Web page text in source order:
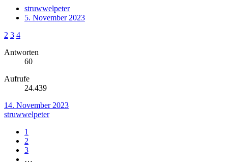
struwwelpeter
5. November 2023
2 3 4
Antworten
60
Aufrufe
24.439
14. November 2023
struwwelpeter
1
2
3
…